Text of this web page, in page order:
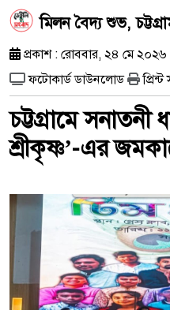
​মিলন বৈদ্য শুভ,
প্রকাশ : রোববার, ২৪ মে ২০২৬
ফটোকার্ড ডাউনলোড
চট্টগ্রামে সনাতনী
শ্রীকৃষ্ণ’-এর